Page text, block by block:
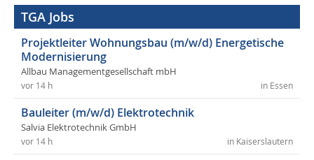
TGA Jobs
Projektleiter Wohnungsbau (m/w/d) Energetische
Modernisierung
Allbau Managementgesellschaft mbH
in Essen
vor 14 h
Bauleiter (m/w/d) Elektrotechnik
Salvia Elektrotechnik GmbH
in Kaiserslautern
vor 14 h